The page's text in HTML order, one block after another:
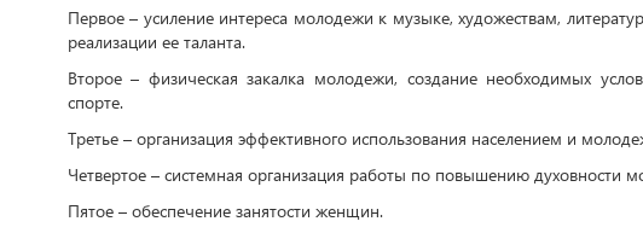
Первое – усиление интереса молодежи к музыке, художествам,
реализации ее таланта.
Второе – физическая закалка молодежи, создание необходимых
спорте.
Третье – организация эффективного использования населением и
Четвертое – системная организация работы по повышению духовности
Пятое – обеспечение занятости женщин.